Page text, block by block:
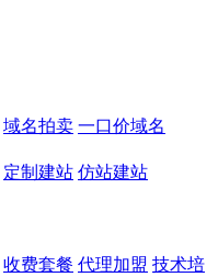
域名拍卖 一口价域名
定制建站 仿站建站
收费套餐 代理加盟 技术培